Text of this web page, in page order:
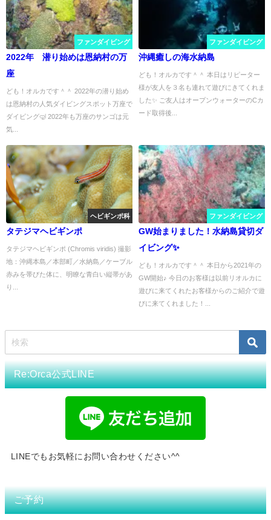
ファンダイビング
2022年 潜り始めは恩納村の万
座
ども！オルカです＾＾ 2022年の潜り始め
は恩納村の人気ダイビングスポット万座で
ダイビング🤿 2022年も万座のサンゴは元
気...
ファンダイビング
沖縄癒しの海水納島
ども！オルカです＾＾ 本日はリピーター
様が友人を３名も連れて遊びにきてくれま
した✨ ご友人はオープンウォーターのCカ
ード取得後...
ヘビギンポ科
タテジマヘビギンポ
タテジマヘビギンポ (Chromis viridis) 撮影
地：沖縄本島／本部町／水納島／ケーブル
赤みを帯びた体に、明瞭な青白い縦帯があ
り...
ファンダイビング
GW始まりました！水納島貸切ダ
イビング✨
ども！オルカです＾＾ 本日から2021年の
GW開始♪ 今日のお客様は以前リオルカに
遊びに来てくれたお客様からのご紹介で遊
びに来てくれました！...
Re:Orca公式LINE
LINEでもお気軽にお問い合わせください^^
ご予約